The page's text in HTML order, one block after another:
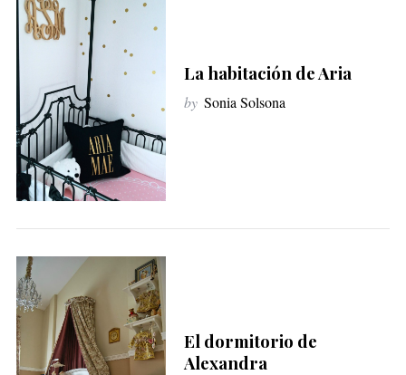
La habitación de Aria
by Sonia Solsona
El dormitorio de
Alexandra
r
c
h
f
o
r